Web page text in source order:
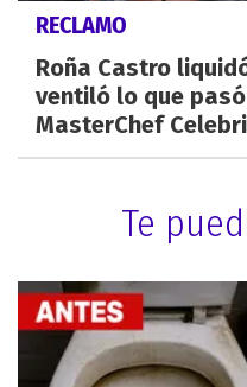
RECLAMO
Roña Castro
ventiló lo que
MasterChef
Te